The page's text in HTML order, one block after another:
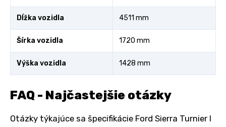
Dĺžka vozidla 4511 mm
Šírka vozidla 1720 mm
Výška vozidla 1428 mm
FAQ - Najčastejšie otázky
Otázky týkajúce sa špecifikácie Ford Sierra Turnier I